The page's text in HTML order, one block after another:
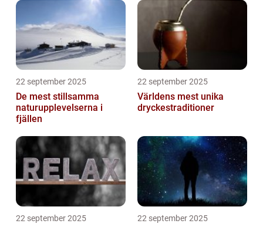
22 september 2025
De mest stillsamma
naturupplevelserna i
fjällen
22 september 2025
Världens mest unika
dryckestraditioner
22 september 2025 22 september 2025